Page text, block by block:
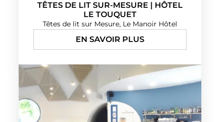
TÊTES DE LIT SUR-MESURE | HÔTEL
LE TOUQUET
Têtes de lit sur Mesure, Le Manoir Hôtel
EN SAVOIR PLUS